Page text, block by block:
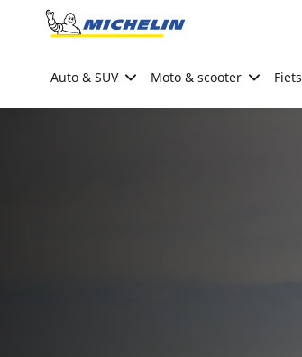
Go to page content
Auto & SUV Moto & scooter Fiets